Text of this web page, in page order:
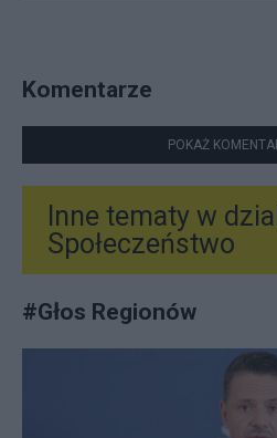
Komentarze
POKAŻ
Inne tematy w
Społeczeństwo
#Głos Regionów